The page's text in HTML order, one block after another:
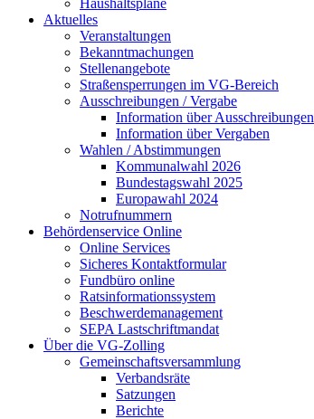
Haushaltspläne
Aktuelles
Veranstaltungen
Bekanntmachungen
Stellenangebote
Straßensperrungen im VG-Bereich
Ausschreibungen / Vergabe
Information über Ausschreibungen
Information über Vergaben
Wahlen / Abstimmungen
Kommunalwahl 2026
Bundestagswahl 2025
Europawahl 2024
Notrufnummern
Behördenservice Online
Online Services
Sicheres Kontaktformular
Fundbüro online
Ratsinformationssystem
Beschwerdemanagement
SEPA Lastschriftmandat
Über die VG-Zolling
Gemeinschaftsversammlung
Verbandsräte
Satzungen
Berichte